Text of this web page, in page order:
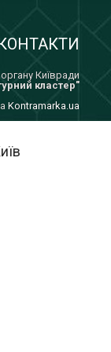
Київради
кластер"
Kontramarka.ua